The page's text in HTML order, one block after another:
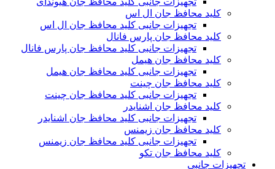
کلید محافظ جان ال اس
تجهیزات جانبی کلید محافظ جان ال اس
کلید محافظ جان پارس فانال
تجهیزات جانبی کلید محافظ جان پارس فانال
کلید محافظ جان هیمل
تجهیزات جانبی کلید محافظ جان هیمل
کلید محافظ جان چینت
تجهیزات جانبی کلید محافظ جان چینت
کلید محافظ جان اشنایدر
تجهیزات جانبی کلید محافظ جان اشنایدر
کلید محافظ جان زیمنس
تجهیزات جانبی کلید محافظ جان زیمنس
کلید محافظ جان تکو
تجهیزات جانبی